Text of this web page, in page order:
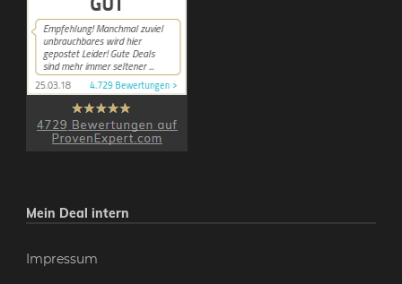
Mein Deal intern
Impressum